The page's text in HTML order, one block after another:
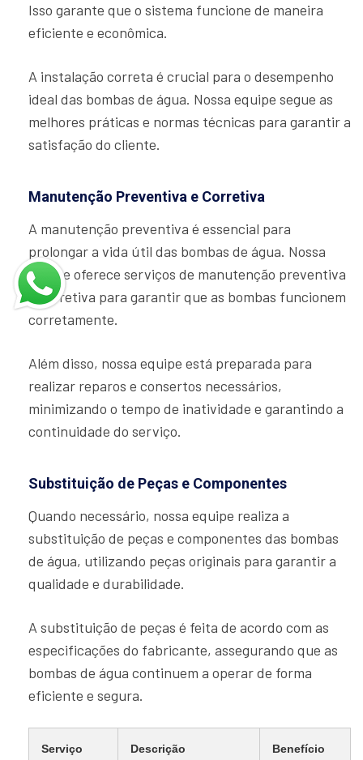
Isso garante que o sistema funcione de maneira
eficiente e econômica.
A instalação correta é crucial para o desempenho
ideal das bombas de água. Nossa equipe segue as
melhores práticas e normas técnicas para garantir a
satisfação do cliente.
Manutenção Preventiva e Corretiva
A manutenção preventiva é essencial para
prolongar a vida útil das bombas de água. Nossa
equipe oferece serviços de manutenção preventiva
e corretiva para garantir que as bombas funcionem
corretamente.
Além disso, nossa equipe está preparada para
realizar reparos e consertos necessários,
minimizando o tempo de inatividade e garantindo a
continuidade do serviço.
Substituição de Peças e Componentes
Quando necessário, nossa equipe realiza a
substituição de peças e componentes das bombas
de água, utilizando peças originais para garantir a
qualidade e durabilidade.
A substituição de peças é feita de acordo com as
especificações do fabricante, assegurando que as
bombas de água continuem a operar de forma
eficiente e segura.
Serviço Descrição Benefício